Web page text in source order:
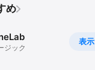
め
表示
ジック